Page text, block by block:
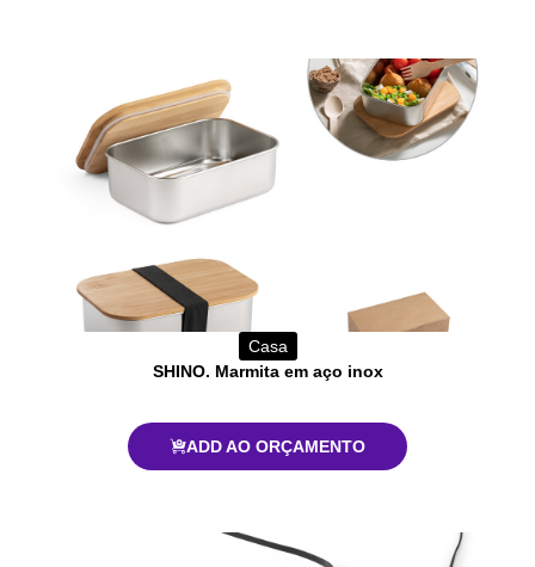
Casa
SHINO. Marmita em aço inox
ADD AO ORÇAMENTO